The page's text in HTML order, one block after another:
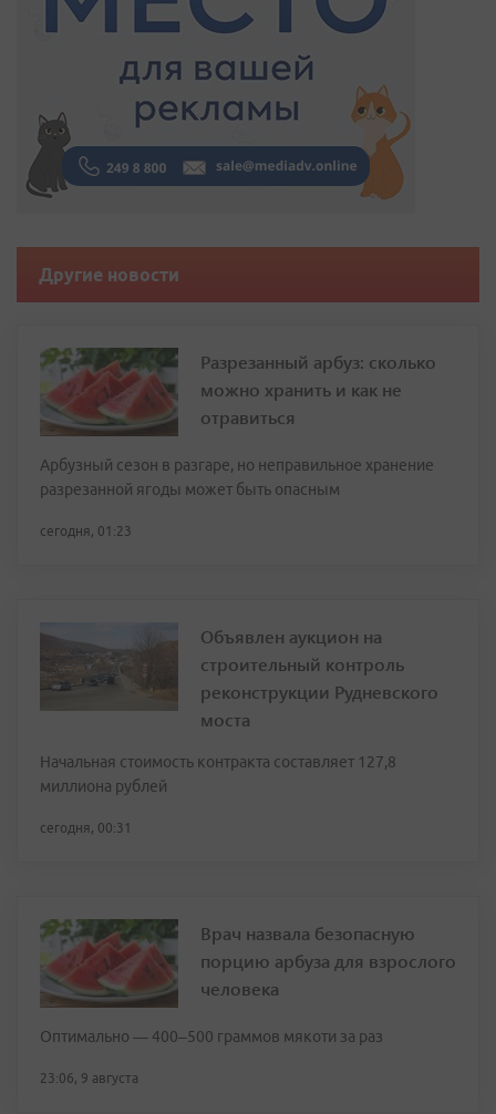
Другие новости
Разрезанный арбуз: сколько
можно хранить и как не
отравиться
Арбузный сезон в разгаре, но неправильное хранение
разрезанной ягоды может быть опасным
сегодня, 01:23
Объявлен аукцион на
строительный контроль
реконструкции Рудневского
моста
Начальная стоимость контракта составляет 127,8
миллиона рублей
сегодня, 00:31
Врач назвала безопасную
порцию арбуза для взрослого
человека
Оптимально — 400–500 граммов мякоти за раз
23:06, 9 августа